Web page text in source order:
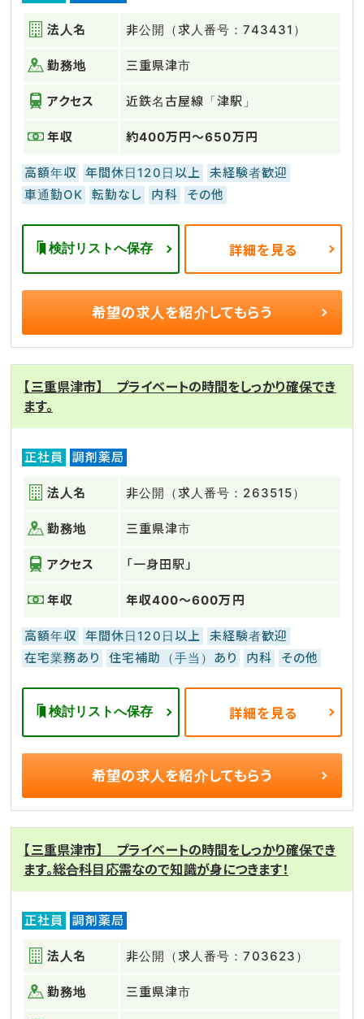
法人名 非公開（求人番号：743431）
勤務地 三重県津市
アクセス 近鉄名古屋線「津駅」
年収 約400万円～650万円
高額年収 年間休日120日以上
未経験者歓迎
車通勤OK
転勤なし 内科 その他
検討リストへ保存 詳細を見る
希望の求人を紹介してもらう
【三重県津市】 プライベートの時間をしっかり確保でき
ます。
正社員 調剤薬局
法人名 非公開（求人番号：263515）
勤務地 三重県津市
アクセス 「一身田駅」
年収 年収400～600万円
高額年収 年間休日120日以上
未経験者歓迎
在宅業務あり
住宅補助（手当）あり 内科 その他
検討リストへ保存 詳細を見る
希望の求人を紹介してもらう
【三重県津市】 プライベートの時間をしっかり確保でき
ます。総合科目応需なので知識が身につきます！
正社員 調剤薬局
法人名 非公開（求人番号：703623）
勤務地 三重県津市